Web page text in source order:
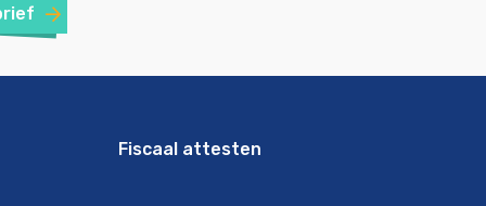
Fiscaal attesten